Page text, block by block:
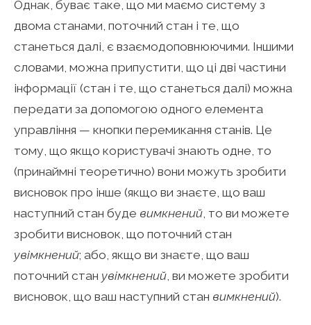
Однак, буває таке, що ми маємо систему з
двома станами, поточний стан і те, що
станеться далі, є взаємодоповнюючими. Іншими
словами, можна припустити, що ці дві частини
інформації (стан і те, що станеться далі) можна
передати за допомогою одного елемента
управління — кнопки перемикання станів. Це
тому, що якщо користувачі знають одне, то
(принаймні теоретично) вони можуть зробити
висновок про інше (якщо ви знаєте, що ваш
наступний стан буде вимкнений , то ви можете
зробити висновок, що поточний стан
увімкнений; або, якщо ви знаєте, що ваш
поточний стан увімкнений , ви можете зробити
висновок, що ваш наступний стан вимкнений).